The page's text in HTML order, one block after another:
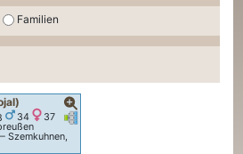
Familien
Verknüpfungen
34
37
Szemkuhnen,